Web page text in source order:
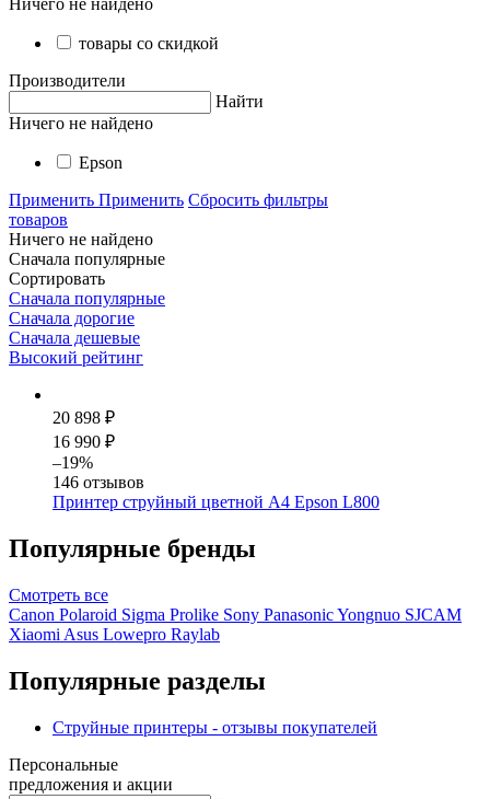
товары со скидкой
Производители
Найти
Ничего не найдено
Epson
Применить Применить Сбросить фильтры
товаров
Ничего не найдено
Сначала популярные
Сортировать
Сначала популярные
Сначала дорогие
Сначала дешевые
Высокий рейтинг
20 898 ₽
16 990 ₽
–19%
146 отзывов
Принтер струйный цветной А4 Epson L800
Популярные бренды
Смотреть все
Canon Polaroid Sigma Prolike Sony PanasonicYongnuo SJCAM
Xiaomi Asus Lowepro Raylab
Популярные разделы
Струйные принтеры - отзывы покупателей
Персональные
предложения и акции